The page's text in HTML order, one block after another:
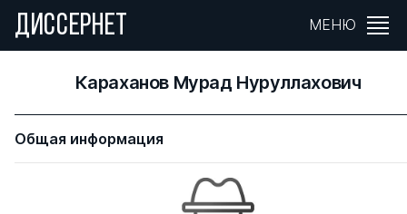
ДИССЕРНЕТ МЕНЮ
Караханов Мурад Нуруллахович
Общая информация